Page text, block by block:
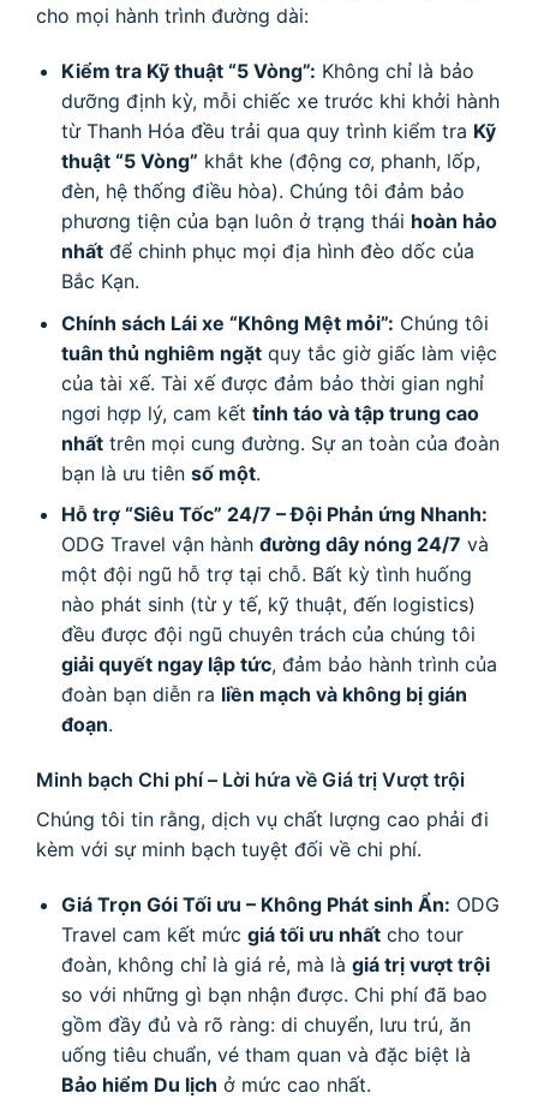
cho mọi hành trình đường dài:
Kiểm tra Kỹ thuật “5 Vòng”: Không chỉ là bảo
dưỡng định kỳ, mỗi chiếc xe trước khi khởi hành
từ Thanh Hóa đều trải qua quy trình kiểm tra Kỹ
thuật “5 Vòng” khắt khe (động cơ, phanh, lốp,
đèn, hệ thống điều hòa). Chúng tôi đảm bảo
phương tiện của bạn luôn ở trạng thái hoàn hảo
nhấtđể chinh phục mọi địa hình đèo dốc của
Bắc Kạn.
Chính sách Lái xe “Không Mệt mỏi”: Chúng tôi
tuân thủ nghiêm ngặtquy tắc giờ giấc làm việc
của tài xế. Tài xế được đảm bảo thời gian nghỉ
ngơi hợp lý, cam kết tỉnh táo và tập trung cao
nhấttrên mọi cung đường. Sự an toàn của đoàn
bạn là ưu tiên số một.
Hỗ trợ “Siêu Tốc” 24/7 – Đội Phản ứng Nhanh:
ODG Travel vận hành đường dây nóng 24/7 và
một đội ngũ hỗ trợ tại chỗ. Bất kỳ tình huống
nào phát sinh (từ y tế, kỹ thuật, đến logistics)
đều được đội ngũ chuyên trách của chúng tôi
giải quyết ngay lập tức, đảm bảo hành trình của
đoàn bạn diễn ra liền mạch và không bị gián
đoạn.
Minh bạch Chi phí – Lời hứa về Giá trị Vượt trội
Chúng tôi tin rằng, dịch vụ chất lượng cao phải đi
kèm với sự minh bạch tuyệt đối về chi phí.
Giá Trọn Gói Tối ưu – Không Phát sinh Ẩn: ODG
Travel cam kết mức giá tối ưu nhấtcho tour
đoàn, không chỉ là giá rẻ, mà là giá trị vượt trội
so với những gì bạn nhận được. Chi phí đã bao
gồm đầy đủ và rõ ràng: di chuyển, lưu trú, ăn
uống tiêu chuẩn, vé tham quan và đặc biệt là
Bảo hiểm Du lịch ở mức cao nhất.